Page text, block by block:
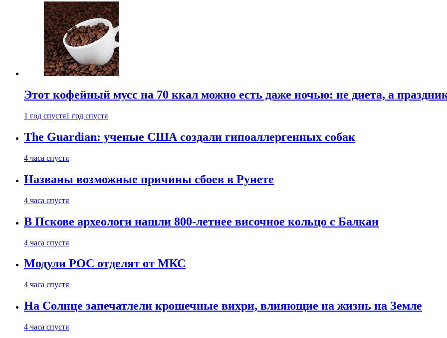
Этот кофейный мусс на 70 ккал можно есть даже ночью: не диета, а
1 год спустя1 год спустя
The Guardian: ученые США создали гипоаллергенных собак
4 часа спустя
Названы возможные причины сбоев в Рунете
4 часа спустя
В Пскове археологи нашли 800-летнее височное кольцо с Балкан
4 часа спустя
Модули РОС отделят от МКС
4 часа спустя
На Солнце запечатлели крошечные вихри, влияющие на жизнь на Земле
4 часа спустя